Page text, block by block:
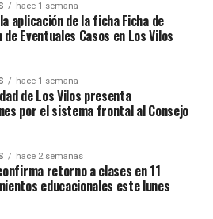
hace 1 semana
aplicación de la ficha Ficha de
de Eventuales Casos en Los Vilos
hace 1 semana
de Los Vilos presenta
por el sistema frontal al Consejo
hace 2 semanas
retorno a clases en 11
educacionales este lunes